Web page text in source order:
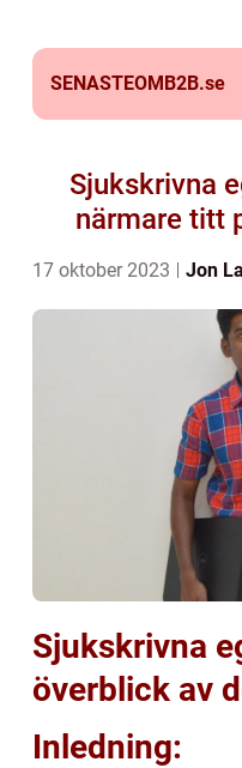
SENASTEOMB2B.se
Sjukskrivna
närmare titt
17 oktober 2023 Jon
Sjukskrivna
överblick av
Inledning: